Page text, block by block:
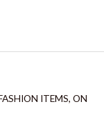
ITEMS, ON